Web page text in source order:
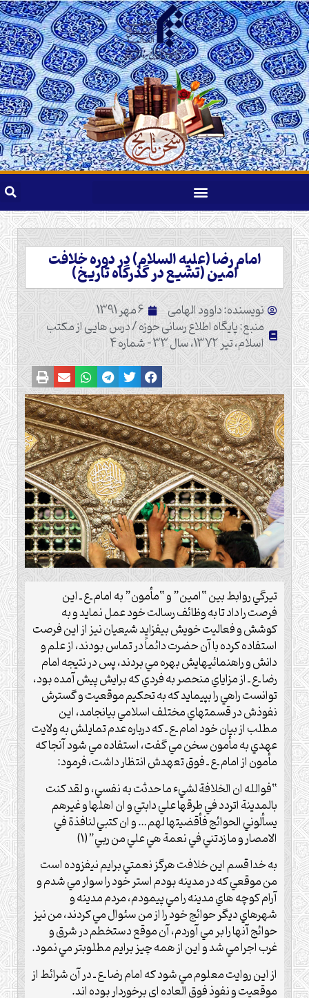
امام رضا (علیه السلام) در دوره خلافت
امین (تشیع در گذرگاه تاریخ)
نویسنده: داوود الهامی 6 مهر 1391
منبع: پایگاه اطلاع رسانی حوزه / درس هایی از مکتب
اسلام، تیر 1372، سال 33 - شماره 4
تيرگي روابط بين “امين” و “مأمون” به امام ـ‌ع‌ ـ اين
فرصت را داد تا به وظائف رسالت خود عمل نمايد و به
کوشش و فعاليت خويش بيفزايد شيعيان نيز از اين فرصت
استفاده کرده با آن حضرت دائماً در تماس بودند، از علم و
دانش و راهنمائيهايش بهره مي بردند، پس در نتيجه امام
رضا ـ‌ع‌ ـ از مزاياي منحصر به فردي که برايش پيش آمده بود،
توانست راهي را بپيمايد که به تحکيم موقعيت و گسترش
نفوذش در قسمتهاي مختلف اسلامي بيانجامد، اين
مطلب از بيان خود امام ـ‌ع‌ ـ که درباره عدم تمايلش به ولايت
عهدي به مأمون سخن مي گفت، استفاده مي شود آنجا که
مأمون از امام ـ‌ع‌ ـ فوق تعهدش انتظار داشت، فرمود:
“فوالله ان الخلافة لشيء ما حدثت به نفسي، و لقد کنت
بالمدينة اتردد في طرقها علي دابتي و ان اهلها و غيرهم
يسألوني الحوائج فأقضيتها لهم… و ان کتبي لنافذة في
الامصار و ما زدتني في نعمة هي علي من ربي”(1)
به خدا قسم اين خلافت هرگز نعمتي برايم نيفزوده است
من موقعي که در مدينه بودم استر خود را سوار مي شدم و
آرام کوچه هاي مدينه را مي پيمودم، مردم مدينه و
شهرهاي ديگر حوائج خود را از من سئوال مي کردند، من نيز
حوائج آنها را بر مي آوردم، آن موقع دستخطم در شرق و
غرب اجرا مي شد و اين از همه چيز برايم مطلوبتر مي نمود.
از اين روايت معلوم مي شود که امام رضا ـ‌ع‌ ـ در آن شرائط از
موقعيت و نفوذ فوق العاده اي برخوردار بوده اند.